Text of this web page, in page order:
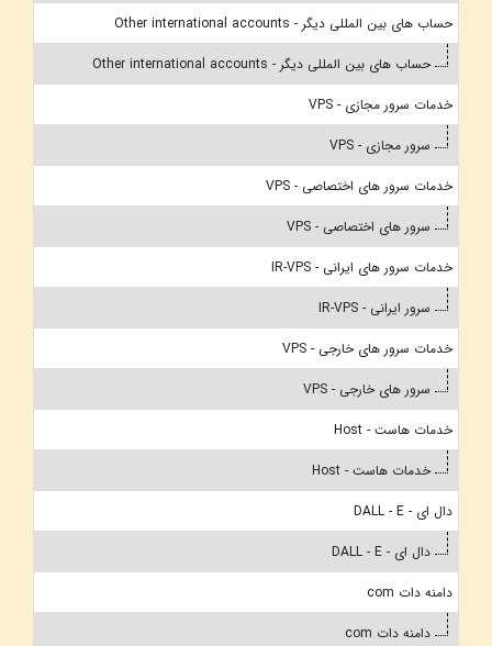
حساب های بین المللی دیگر - Other international accounts
حساب های بین المللی دیگر - Other international accounts
خدمات سرور مجازی - VPS
سرور مجازی - VPS
خدمات سرور های اختصاصی - VPS
سرور های اختصاصی - VPS
خدمات سرور های ایرانی - IR-VPS
سرور ایرانی - IR-VPS
خدمات سرور های خارجی - VPS
سرور های خارجی - VPS
خدمات هاست - Host
خدمات هاست - Host
دال ای - DALL - E
دال ای - DALL - E
دامنه دات com
دامنه دات com